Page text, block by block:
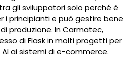
gli sviluppatori solo perché è
i principianti e può gestire bene
produzione. In Carmatec,
di Flask in molti progetti per
AI ai sistemi di e-commerce.